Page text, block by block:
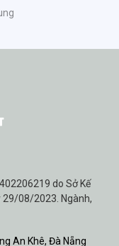
do Sở Kế
29/08/2023. Ngành,
An Khê, Đà Nẵng